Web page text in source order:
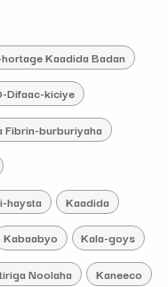
Kaadida Badan
Difaac-kiciye
Fibrin-burburiyaha
haysta Kaadida
Kabaabyo Kala-goys
Noolaha Kaneeco